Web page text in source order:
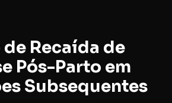
de Recaída de
Pós-Parto em
Subsequentes